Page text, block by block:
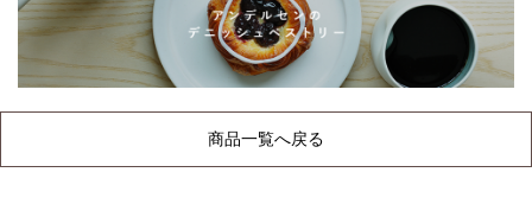
商品一覧へ戻る